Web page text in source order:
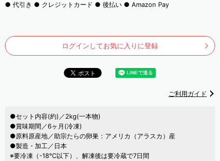
代引き
クレジットカード 後払い Amazon Pay
ログインしてお気に入りに登録
ご利用ガイド
●セット内容(約)／2kg(一本物)
●賞味期間／6ヶ月(冷凍)
●原料原産地／助宗たらの卵巣：アメリカ（アラスカ）産
●製造・加工／日本
※要冷凍（-18℃以下）、解凍後は要冷蔵で7日間